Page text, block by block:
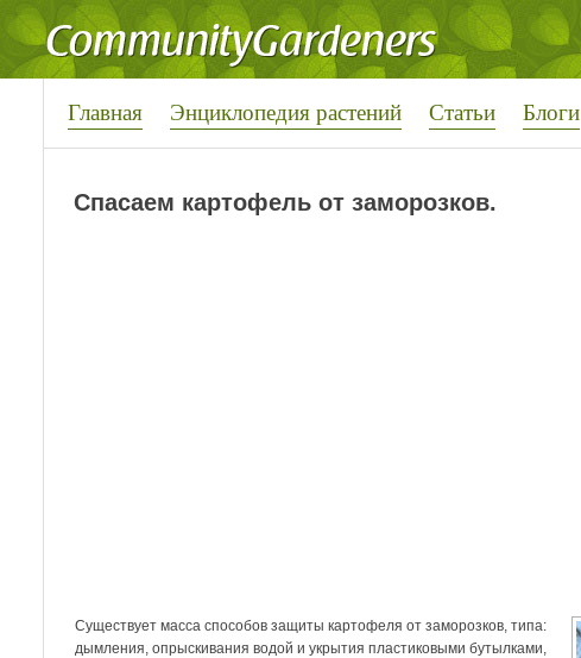
Главная Энциклопедия растений Статьи Блоги
Спасаем картофель от заморозков.
Существует масса способов защиты картофеля от заморозков, типа:
дымления, опрыскивания водой и укрытия пластиковыми бутылками,